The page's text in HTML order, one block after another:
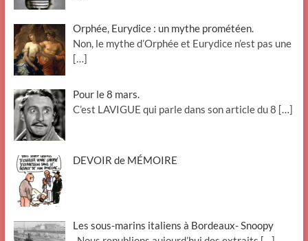
Orphée, Eurydice : un mythe prométéen.
Non, le mythe d’Orphée et Eurydice n’est pas une
[…]
Pour le 8 mars.
C’est LAVIGUE qui parle dans son article du 8 […]
DEVOIR de MÉMOIRE
Les sous-marins italiens à Bordeaux- Snoopy